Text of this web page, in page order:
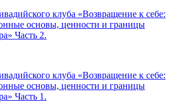
клуба «Возвращение к себе:
основы, ценности и границы
Часть 2.
клуба «Возвращение к себе:
основы, ценности и границы
Часть 1.